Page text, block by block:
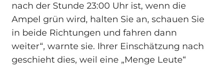
nach der Stunde 23:00 Uhr ist, wenn die
Ampel grün wird, halten Sie an, schauen Sie
in beide Richtungen und fahren dann
weiter“, warnte sie. Ihrer Einschätzung nach
geschieht dies, weil eine „Menge Leute“